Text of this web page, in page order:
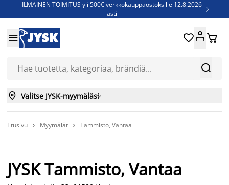
ILMAINEN TOIMITUS yli 500€ verkkokauppaostoksille 12.8.2026
asti

Jenkkisänkyjä - Säästä jopa 60%


 
 Valitse JYSK-myymäläsi
Etusivu  Myymälät  Tammisto, Vantaa
JYSK Tammisto, Vantaa